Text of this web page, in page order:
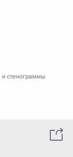
и стенограммы